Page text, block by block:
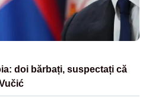
doi bărbați, suspectați că